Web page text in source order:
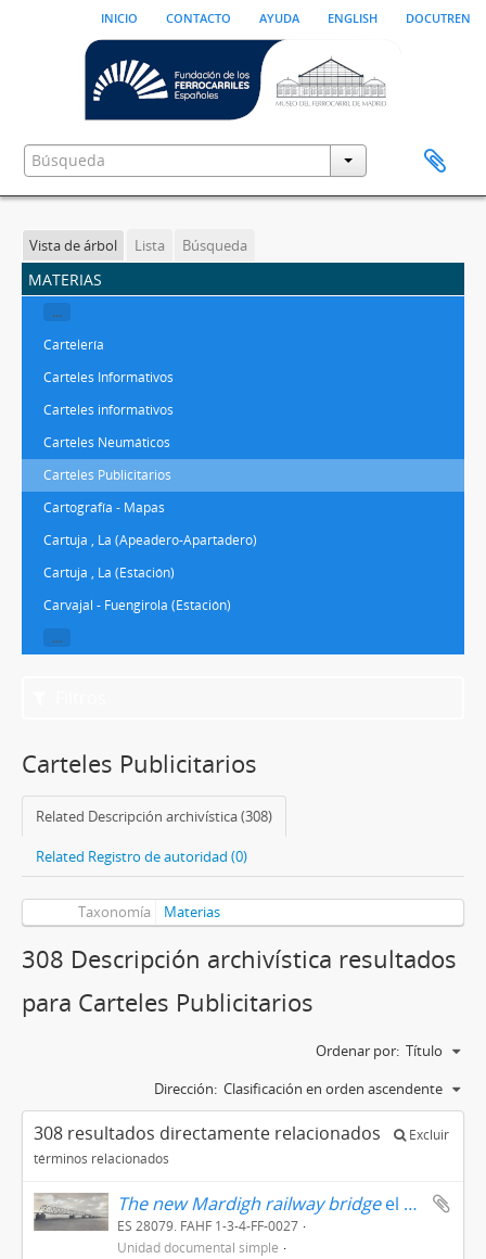
inicio contacto ayuda english docutren
Vista de árbol Lista Búsqueda
materias
...
Cartelería
Carteles Informativos
Carteles informativos
Carteles Neumáticos
Carteles Publicitarios
Cartografía - Mapas
Cartuja , La (Apeadero-Apartadero)
Cartuja , La (Estación)
Carvajal - Fuengirola (Estación)
...
Carteles Publicitarios
Related Descripción archivística (308)
Related Registro de autoridad (0)
Taxonomía Materias
308 Descripción archivística resultados
para Carteles Publicitarios
Ordenar por: Título
Dirección: Clasificación en orden ascendente
308 resultados directamente relacionados
Excluir
términos relacionados
The new Mardigh railway bridgeel nuevo puente ferroviario de Mardigh. Utrech
ES 28079. FAHF 1-3-4-FF-0027
Unidad documental simple